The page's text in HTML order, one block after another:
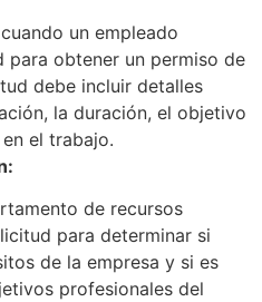
un empleado
para obtener un permiso de
debe incluir detalles
la duración, el objetivo
el trabajo.
de recursos
para determinar si
de la empresa y si es
profesionales del